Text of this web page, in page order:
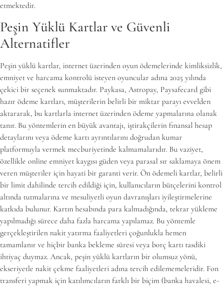
etmektedir.
Peşin Yüklü Kartlar ve Güvenli
Alternatifler
Peşin yüklü kartlar, internet üzerinden oyun ödemelerinde kimliksizlik,
emniyet ve harcama kontrolü isteyen oyuncular adına 2025 yılında
çekici bir seçenek sunmaktadır. Paykasa, Astropay, Paysafecard gibi
hazır ödeme kartları, müşterilerin belirli bir miktar parayı evvelden
aktararak, bu kartlarla internet üzerinden ödeme yapmalarına olanak
tanır. Bu yöntemlerin en büyük avantajı, iştirakçilerin finansal hesap
detaylarını veya ödeme kartı ayrıntılarını doğrudan kumar
platformuyla vermek mecburiyetinde kalmamalarıdır. Bu vaziyet,
özellikle online emniyet kaygısı güden veya parasal sır saklamaya önem
veren müşteriler için hayati bir garanti verir. Ön ödemeli kartlar, belirli
bir limit dahilinde tercih edildiği için, kullanıcıların bütçelerini kontrol
altında tutmalarına ve mesuliyetli oyun davranışları iyileştirmelerine
katkıda bulunur. Kartın hesabında para kalmadığında, tekrar yükleme
yapılmadığı sürece daha fazla harcama yapılamaz. Bu yöntemle
gerçekleştirilen nakit yatırma faaliyetleri çoğunlukla hemen
tamamlanır ve hiçbir banka bekleme süresi veya borç kartı tasdiki
ihtiyaç duymaz. Ancak, peşin yüklü kartların bir olumsuz yönü,
ekseriyetle nakit çekme faaliyetleri adına tercih edilememeleridir. Fon
transferi yapmak için katılımcıların farklı bir biçim (banka havalesi, e-